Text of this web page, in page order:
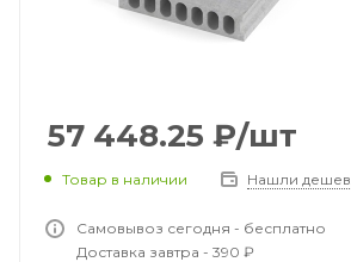
57 448.25 ₽/шт
Товар в наличии Нашли
Самовывоз сегодня - бесплатно
Доставка завтра - 390 ₽